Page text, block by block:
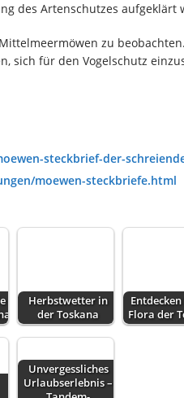
des Artenschutzes aufgeklärt
zu
sich für den Vogelschutz
steckbrief-der-
moewen-steckbriefe.html
Herbstwetter in
der Toskana
Flora der
Unvergessliches
Urlaubserlebnis –